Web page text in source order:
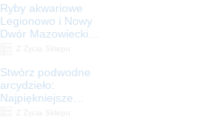
Ryby akwariowe
Legionowo i Nowy
Dwór Mazowiecki –
Stwórz podwodne
arcydzieło:
Najpiękniejsze